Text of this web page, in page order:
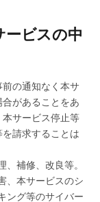
ービスの中
の通知なく本サ
があることをあ
サービス停止等
請求することは
補修、改良等。
、本サービスのシ
ング等のサイバー